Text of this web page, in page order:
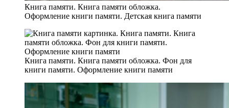
Книга памяти. Книга памяти обложка.
Оформление книги памяти. Детская книга памяти
Книга памяти. Книга памяти обложка. Фон для
книги памяти. Оформление книги памяти